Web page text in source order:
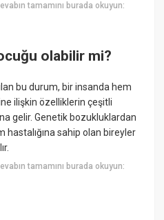
tamamını burada okuyun:
olabilir mi?
bu durum, bir insanda hem
ilişkin özelliklerin çeşitli
gelir. Genetik bozukluklardan
sahip olan bireyler
tamamını burada okuyun: